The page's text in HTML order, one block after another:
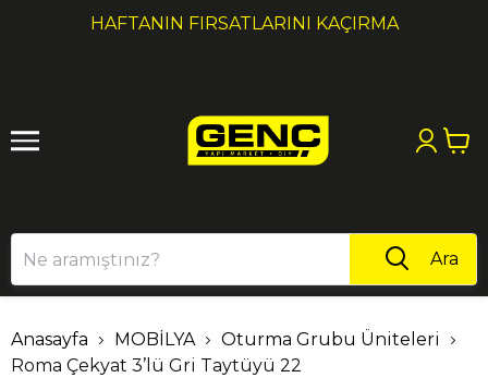
HAFTANIN FIRSATLARINI KAÇIRMA
1 2
Ara
Anasayfa MOBİLYA
Oturma Grubu Üniteleri
Roma Çekyat 3’lü Gri Taytüyü 22